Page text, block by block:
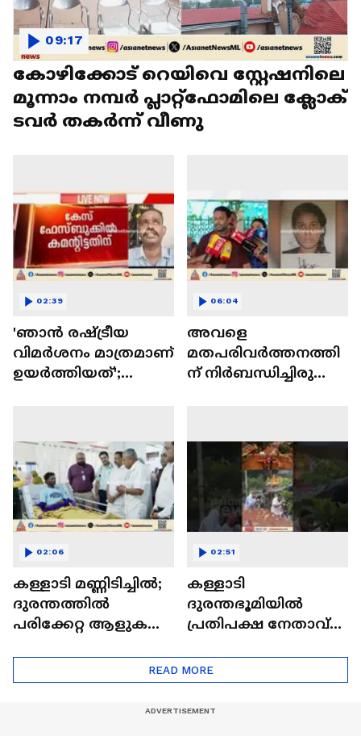
കോഴിക്കോട് റെയിവെ സ്റ്റേഷനിലെ
മൂന്നാം നമ്പർ പ്ലാറ്റ്ഫോമിലെ ക്ലോക്
ടവർ തകർന്ന് വീണു
09:17
'ഞാൻ രഷ്ട്രീയ
വിമര്‍ശനം മാത്രമാണ്
ഉയര്‍ത്തിയത്';
അനിൽകുമാര്‍
02:39
അവളെ
മതപരിവര്‍ത്തനത്തി
ന് നിര്‍ബന്ധിച്ചിരുന്നു,
06:04
കള്ളാടി മണ്ണിടിച്ചിൽ;
ദുരന്തത്തിൽ
പരിക്കേറ്റ ആളുകളെ
നേതാവ് പിണറായി
വിജയൻ
02:06
കള്ളാടി
ദുരന്തഭൂമിയിൽ
പ്രതിപക്ഷ നേതാവ്
എം.വി
ഗോവിന്ദനുമെത്തി
02:51
READ MORE